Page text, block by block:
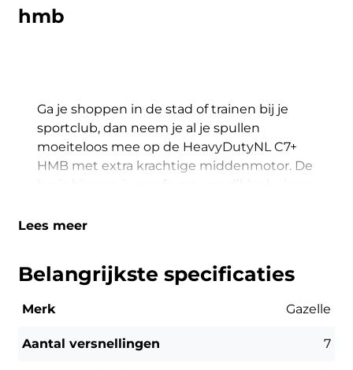
hmb
Ga je shoppen in de stad of trainen bij je
sportclub, dan neem je al je spullen
moeiteloos mee op de HeavyDutyNL C7+
HMB met extra krachtige middenmotor. De
basis hiervan is een frame van dikke buizen,
Daarmee heeft hij de looks van een
gewone stadsfiets.
De Bosch Active Line Plus motor geeft een
natuurlijke en geruisloze ondersteuning.
Met een koppel van 50 Nm kan je bijna elk
Lees meer
Belangrijkste specificaties
Merk Gazelle
Aantal versnellingen 7